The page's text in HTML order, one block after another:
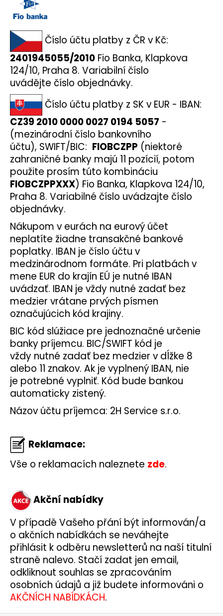
Číslo účtu platby z ČR v Kč:
2401945055/2010 Fio Banka, Klapkova
124/10, Praha 8. Variabilní číslo
uvádějte číslo objednávky.
Číslo účtu platby z SK v EUR - IBAN:
CZ39 2010 0000 0027 0194 5057 -
(mezinárodní číslo bankovního
účtu), SWIFT/BIC: FIOBCZPP (niektoré
zahraničné banky majú 11 pozícií, potom
použite prosím túto kombináciu
FIOBCZPPXXX) Fio Banka, Klapkova 124/10,
Praha 8. Variabilné číslo uvádzajte číslo
objednávky.
Nákupom v eurách na eurový účet
neplatíte žiadne transakčné bankové
poplatky. IBAN je číslo účtu v
medzinárodnom formáte. Pri platbách v
mene EUR do krajín EÚ je nutné IBAN
uvádzať. IBAN je vždy nutné zadať bez
medzier vrátane prvých písmen
označujúcich kód krajiny.
BIC kód slúžiace pre jednoznačné určenie
banky príjemcu. BIC/SWIFT kód je
vždy nutné zadať bez medzier v dĺžke 8
alebo 11 znakov. Ak je vyplnený IBAN, nie
je potrebné vyplniť. Kód bude bankou
automaticky zistený.
Názov účtu príjemca: 2H Service s.r.o.
Reklamace:
Vše o reklamacích naleznete zde.
Akční nabídky
V případě Vašeho přání být informován/a
o akčních nabídkách se neváhejte
přihlásit k odběru newsletterů na naší titulní
straně nalevo. Stačí zadat jen email,
odkliknout souhlas se zpracováním
osobních údajů a již budete informováni o
AKČNÍCH NABÍDKÁCH.
D
p
o
r
u
č
u
j
e
m
e
DEKANG
MENTOL
10ML
11MG
169
Kč
Původně:
195
Kč